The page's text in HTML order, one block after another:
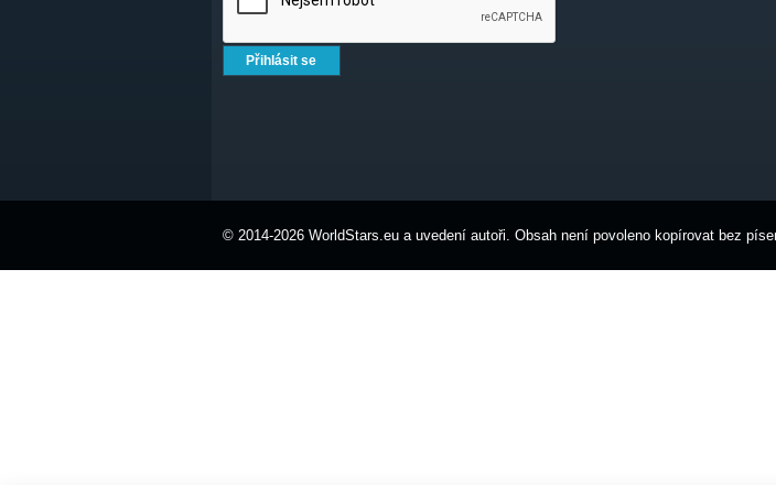
© 2014-2026 WorldStars.eu a uvedení autoři. Obsah není povoleno kopírovat bez